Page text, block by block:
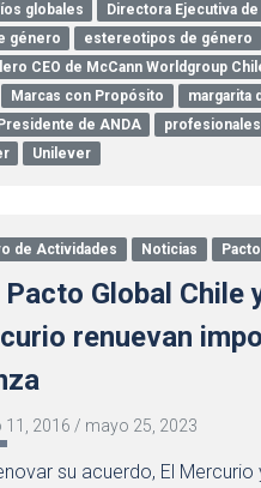
globales
Directora Ejecutiva
género estereotipos de género
CEO de McCann Worldgroup
Marcas con Propósito margarita
Presidente de ANDA profesionales
Unilever
de Actividades Noticias
Pacto Global Chile
renuevan
2016 / mayo 25, 2023
su acuerdo, El Mercurio